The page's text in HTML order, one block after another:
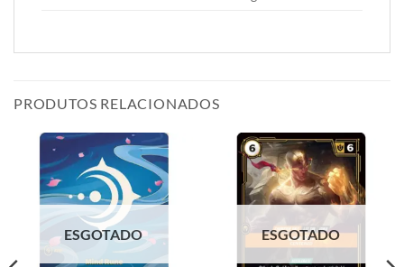
PRODUTOS RELACIONADOS
ESGOTADO ESGOTADO